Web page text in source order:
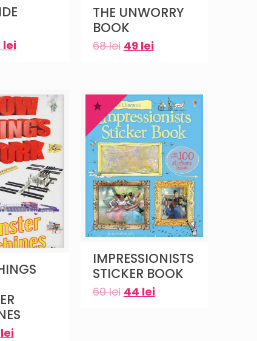
lei
THE UNWORRY
BOOK
68lei 49 lei
lei
IMPRESSIONISTS
STICKER BOOK
60lei 44 lei